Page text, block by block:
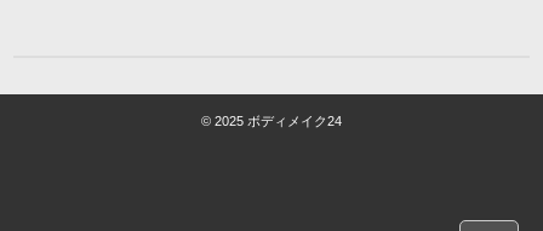
© 2025 ボディメイク24